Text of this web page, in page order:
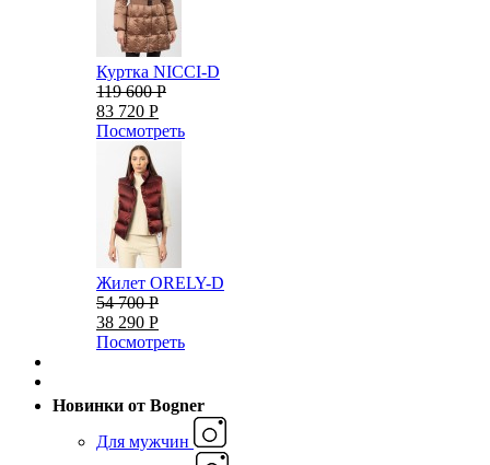
Куртка NICCI-D
119 600 Р
83 720 Р
Посмотреть
Жилет ORELY-D
54 700 Р
38 290 Р
Посмотреть
Новинки от Bogner
Для мужчин